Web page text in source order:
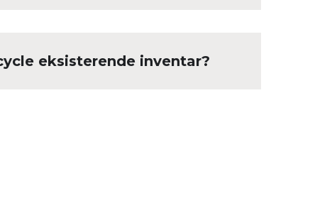
eksisterende inventar?